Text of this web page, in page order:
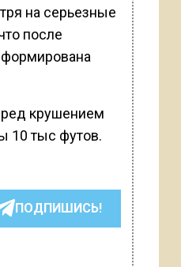
на серьезные
после
крушением
10 тыс футов.
ПОДПИШИСЬ!